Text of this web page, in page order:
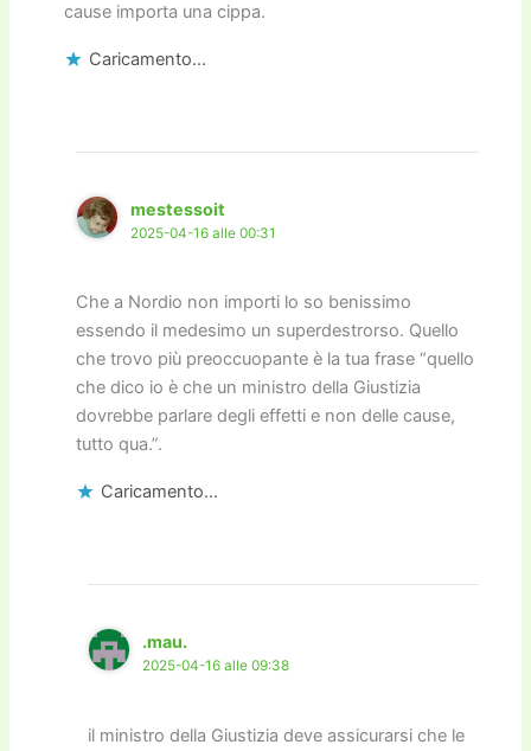
cause importa una cippa.
Caricamento...
mestessoit
2025-04-16 alle 00:31
Che a Nordio non importi lo so benissimo
essendo il medesimo un superdestrorso. Quello
che trovo più preoccuopante è la tua frase “quello
che dico io è che un ministro della Giustizia
dovrebbe parlare degli effetti e non delle cause,
tutto qua.”.
Caricamento...
.mau.
2025-04-16 alle 09:38
il ministro della Giustizia deve assicurarsi che le